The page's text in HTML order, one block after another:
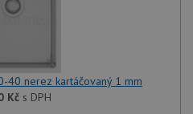
40 nerez kartáčovaný 1 mm
Kčs DPH